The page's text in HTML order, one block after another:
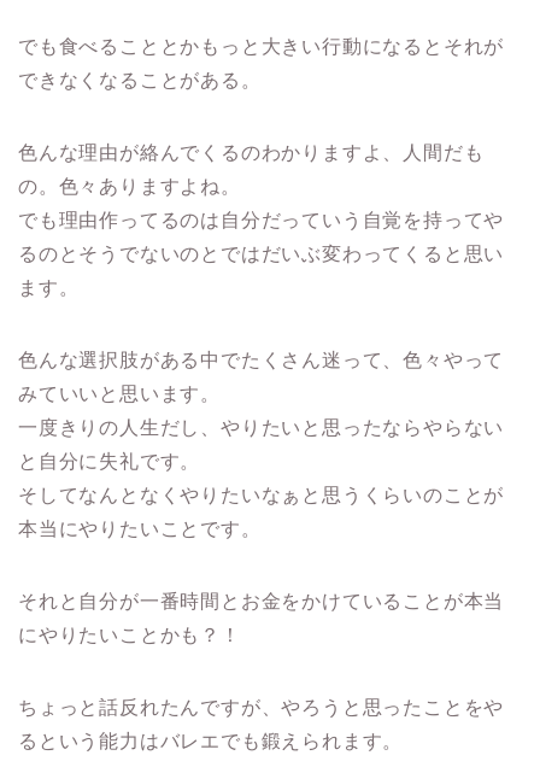
でも食べることとかもっと大きい行動になるとそれが
できなくなることがある。
色んな理由が絡んでくるのわかりますよ、人間だも
の。色々ありますよね。
でも理由作ってるのは自分だっていう自覚を持ってや
るのとそうでないのとではだいぶ変わってくると思い
ます。
色んな選択肢がある中でたくさん迷って、色々やって
みていいと思います。
一度きりの人生だし、やりたいと思ったならやらない
と自分に失礼です。
そしてなんとなくやりたいなぁと思うくらいのことが
本当にやりたいことです。
それと自分が一番時間とお金をかけていることが本当
にやりたいことかも？！
ちょっと話反れたんですが、やろうと思ったことをや
るという能力はバレエでも鍛えられます。